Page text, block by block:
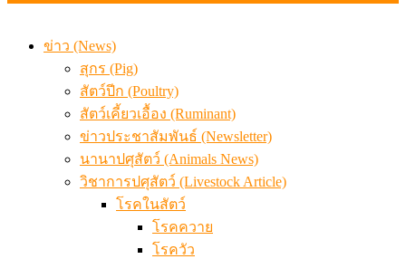
ข่าว (News)
สุกร (Pig)
สัตว์ปีก (Poultry)
สัตว์เคี้ยวเอื้อง (Ruminant)
ข่าวประชาสัมพันธ์ (Newsletter)
นานาปศุสัตว์ (Animals News)
วิชาการปศุสัตว์ (Livestock Article)
โรคในสัตว์
โรคควาย
โรควัว